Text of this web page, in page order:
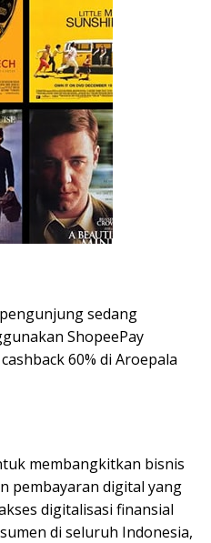
sedang
ShopeePay
60% di Aroepala
membangkitkan bisnis
pembayaran digital yang
digitalisasi finansial
di seluruh Indonesia,